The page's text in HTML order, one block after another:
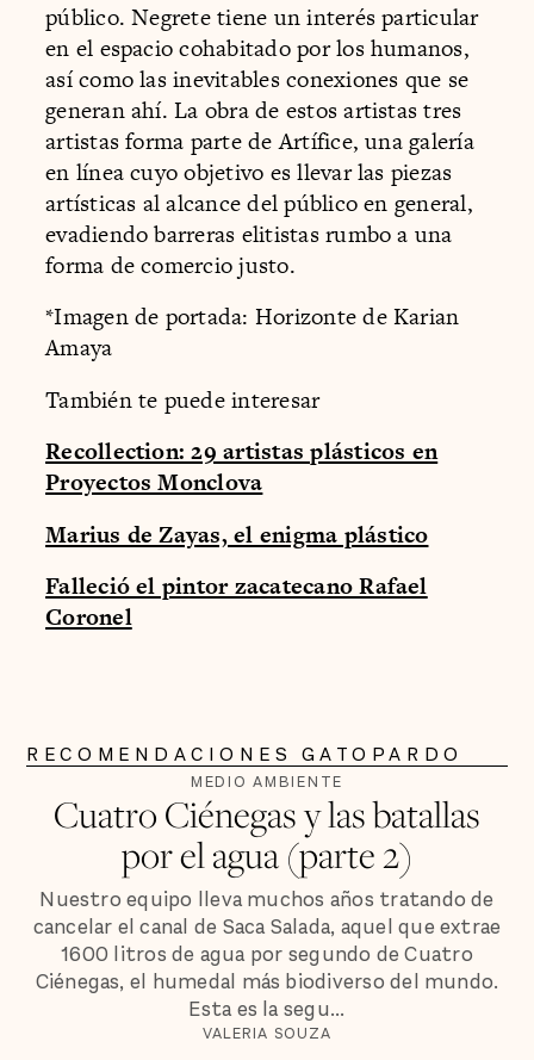
público. Negrete tiene un interés particular
en el espacio cohabitado por los humanos,
así como las inevitables conexiones que se
generan ahí. La obra de estos artistas tres
artistas forma parte de Artífice, una galería
en línea cuyo objetivo es llevar las piezas
artísticas al alcance del público en general,
evadiendo barreras elitistas rumbo a una
forma de comercio justo.
*Imagen de portada: Horizonte de Karian
Amaya
También te puede interesar
Recollection: 29 artistas plásticos en
Proyectos Monclova
Marius de Zayas, el enigma plástico
Falleció el pintor zacatecano Rafael
Coronel
RECOMENDACIONES GATOPARDO
MEDIO AMBIENTE
Cuatro Ciénegas y las batallas
por el agua (parte 2)
Nuestro equipo lleva muchos años tratando de
cancelar el canal de Saca Salada, aquel que extrae
1600 litros de agua por segundo de Cuatro
Ciénegas, el humedal más biodiverso del mundo.
Esta es la segu...
VALERIA SOUZA